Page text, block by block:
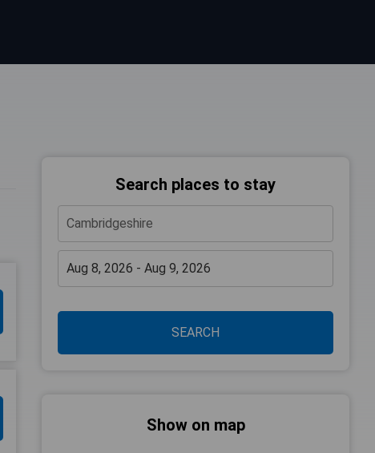
Search places to stay
SEARCH
Show on map